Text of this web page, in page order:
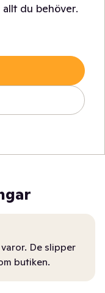
du behöver.
De slipper
butiken.